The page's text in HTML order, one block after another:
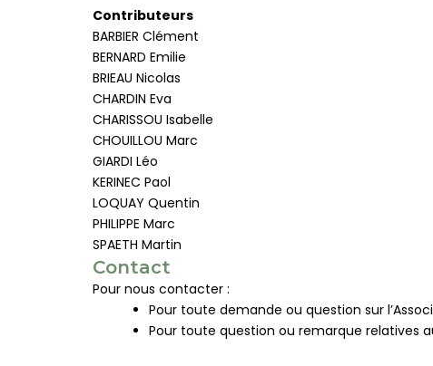
Contributeurs
BARBIER Clément
BERNARD Emilie
BRIEAU Nicolas
CHARDIN Eva
CHARISSOU Isabelle
CHOUILLOU Marc
GIARDI Léo
KERINEC Paol
LOQUAY Quentin
PHILIPPE Marc
SPAETH Martin
Contact
Pour nous contacter :
Pour toute demande ou question sur
Pour toute question ou remarque relatives